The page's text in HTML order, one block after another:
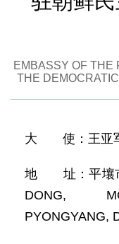
EMBASSY OF THE
THE
大 使：王亚军
地 址：平壤市
DONG,
PYONGYANG,